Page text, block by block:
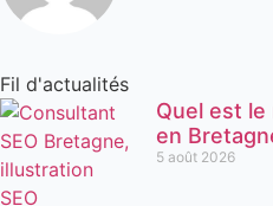
Fil d'actualités
Quel est
en
5 août 2026